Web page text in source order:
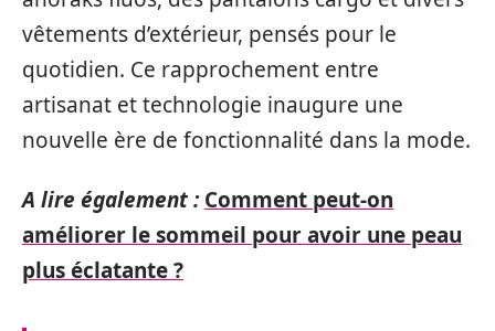
vêtements d’extérieur, pensés pour le
quotidien. Ce rapprochement entre
artisanat et technologie inaugure une
nouvelle ère de fonctionnalité dans la mode.
A lire également : Comment peut-on
améliorer le sommeil pour avoir une peau
plus éclatante ?